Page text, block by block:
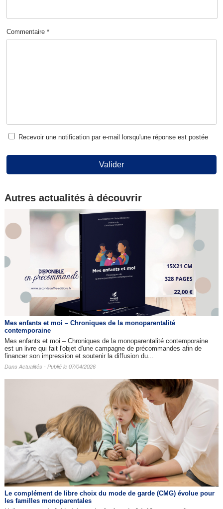
Commentaire *
Recevoir une notification par e-mail lorsqu'une réponse est postée
Valider
Autres actualités à découvrir
Mes enfants et moi – Chroniques de la monoparentalité
contemporaine
Mes enfants et moi – Chroniques de la monoparentalité contemporaine
est un livre qui fait l'objet d'une campagne de précommandes afin de
financer son impression et soutenir la diffusion du...
Dans Actualités - Publié le 07/04/2026
Le complément de libre choix du mode de garde (CMG) évolue pour
les familles monoparentales